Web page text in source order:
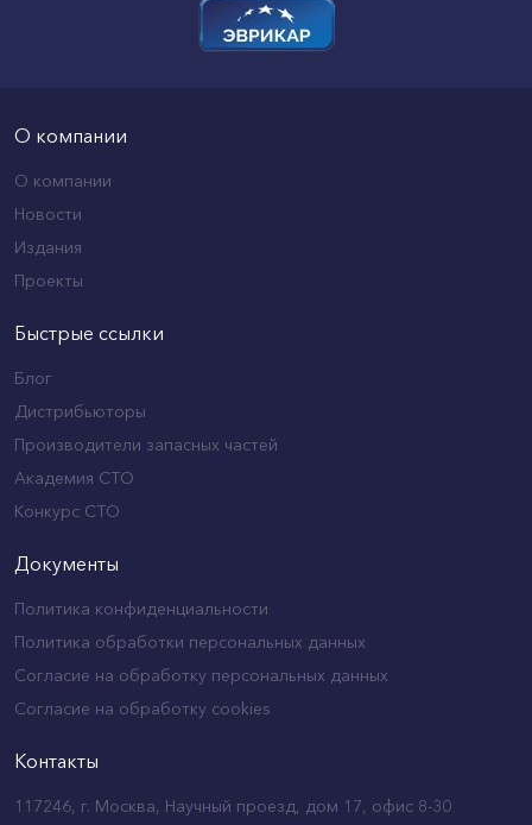
О компании
О компании
Новости
Издания
Проекты
Быстрые ссылки
Блог
Дистрибьюторы
Производители запасных частей
Академия СТО
Конкурс СТО
Документы
Политика конфиденциальности
Политика обработки персональных данных
Согласие на обработку персональных данных
Согласие на обработку cookies
Контакты
117246, г. Москва, Научный проезд, дом 17, офис 8-30